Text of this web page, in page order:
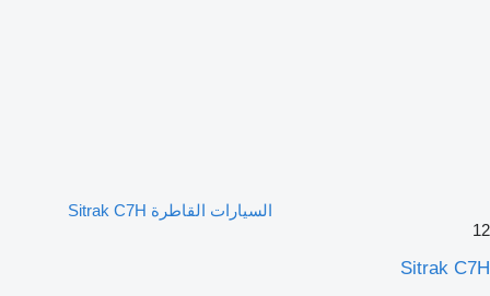
السيارات القاطرة Sitrak C7H
12
Sitrak C7H